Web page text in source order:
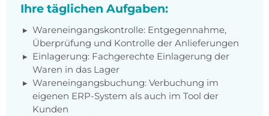
Ihre täglichen Aufgaben:
Wareneingangskontrolle: Entgegennahme,
Überprüfung und Kontrolle der Anlieferungen
Einlagerung: Fachgerechte Einlagerung der
Waren in das Lager
Wareneingangsbuchung: Verbuchung im
eigenen ERP-System als auch im Tool der
Kunden